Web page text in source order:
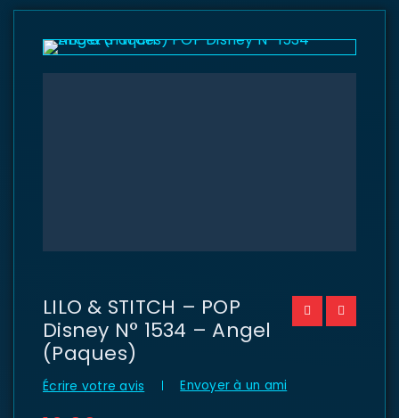
LILO & STITCH – POP
Disney N° 1534 – Angel
(Paques)
Écrire votre avis Envoyer à un ami